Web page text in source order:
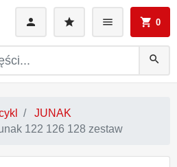
search
0
JUNAK
122 126 128 zestaw